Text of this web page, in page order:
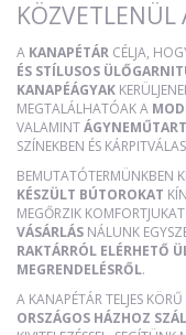
KÖZVETLENÜL
A KANAPÉTÁR CÉLJA,
ÉS STÍLUSOS
KANAPÉÁGYAK
MEGTALÁLHATÓAK A
VALAMINT
SZÍNEKBEN ÉS
BEMUTATÓTERMÜNKBEN
KÉSZÜLT BÚTOROKAT
MEGŐRZIK KOMFORTJUKAT
VÁSÁRLÁS NÁLUNK
RAKTÁRRÓL ELÉRHETŐ
MEGRENDELÉSRŐL.
A KANAPÉTÁR TELJES
ORSZÁGOS HÁZHOZ